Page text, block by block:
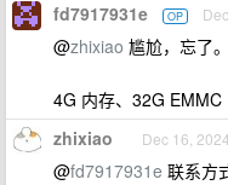
fd7917931e OP
@zhixiao 尴尬，忘了。
4G 内存、32G EMMC
zhixiao Dec 16, 2024
@fd7917931e 联系方